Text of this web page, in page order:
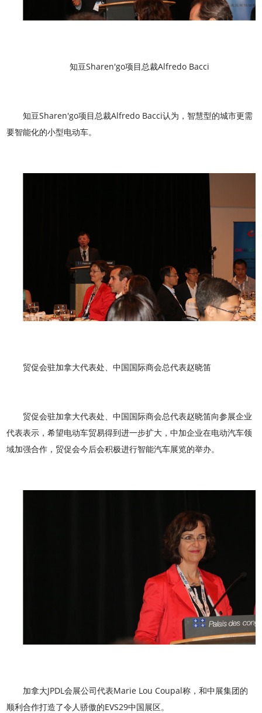
知豆Sharen'go项目总裁Alfredo Bacci
知豆Sharen'go项目总裁Alfredo Bacci认为，智慧型的城市更需
要智能化的小型电动车。
贸促会驻加拿大代表处、中国国际商会总代表赵晓笛
贸促会驻加拿大代表处、中国国际商会总代表赵晓笛向参展企业
代表表示，希望电动车贸易得到进一步扩大，中加企业在电动汽车领
域加强合作，贸促会今后会积极进行智能汽车展览的举办。
加拿大JPDL会展公司代表Marie Lou Coupal称，和中展集团的
顺利合作打造了令人骄傲的EVS29中国展区。